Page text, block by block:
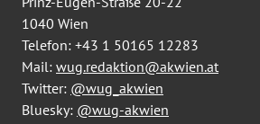
1040 Wien
Telefon: +43 1 50165 12283
Mail: wug.redaktion@akwien.at
Twitter: @wug_akwien
Bluesky: @wug-akwien